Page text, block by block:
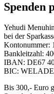
Spenden
Yehudi
bei der
Kontonummer:
Bankleitzahl:
IBAN: DE67
BIC:
Bis 300,- Euro